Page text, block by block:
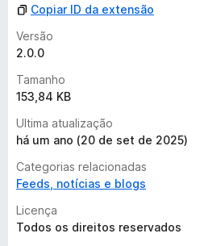
Copiar ID da extensão
Versão
2.0.0
Tamanho
153,84 KB
Ultima atualização
há um ano (20 de set de 2025)
Categorias relacionadas
Feeds, notícias e blogs
Licença
Todos os direitos reservados